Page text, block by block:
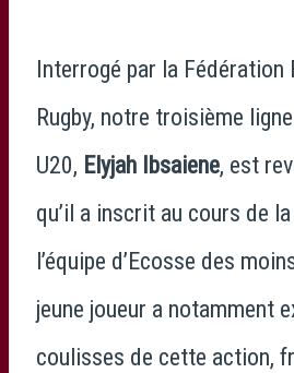
Interrogé par la Fédération
Rugby, notre troisième
U20, Elyjah Ibsaiene, est
qu’il a inscrit au cours de
l’équipe d’Ecosse des
jeune joueur a notamment
coulisses de cette action,